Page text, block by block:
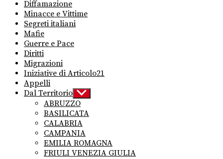
Diffamazione
Minacce e Vittime
Segreti italiani
Mafie
Guerre e Pace
Diritti
Migrazioni
Iniziative di Articolo21
Appelli
Dal Territorio Show
sub
menu
ABRUZZO
BASILICATA
CALABRIA
CAMPANIA
EMILIA ROMAGNA
FRIULI VENEZIA GIULIA